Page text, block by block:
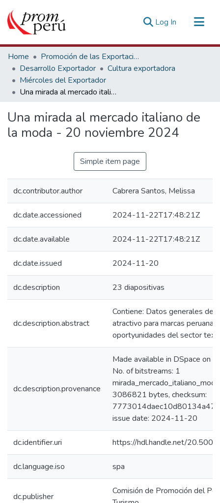
Log In (current)
Communities & Collections
All of DSpace
Statistics
Estadísticas Externas
Home
Promoción de las Exportaciones
Desarrollo Exportador
Cultura exportadora
Miércoles del Exportador
Una mirada al mercado italiano de la moda - 20 noviembre 2024
Una mirada al mercado italiano de
la moda - 20 noviembre 2024
Simple item page
dc.contributor.author Cabrera Santos, Melissa
dc.date.accessioned 2024-11-22T17:48:21Z
dc.date.available 2024-11-22T17:48:21Z
dc.date.issued 2024-11-20
dc.description 23 diapositivas
dc.description.abstract
Contiene: Datos generales de
atractivo para marcas
oportyunidades del sector
dc.description.provenance
Made available in DSpace on
No. of bitstreams: 1
3086821 bytes, checksum:
issue date: 2024-11-20
dc.identifier.uri https://hdl.handle.net/
dc.language.iso spa
dc.publisher
Comisión de Promoción del